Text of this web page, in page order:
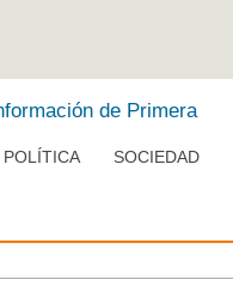
POLÍTICA SOCIEDAD